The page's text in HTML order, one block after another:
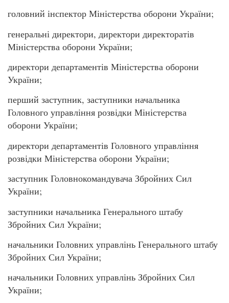
головний інспектор Міністерства оборони України;
генеральні директори, директори директоратів
Міністерства оборони України;
директори департаментів Міністерства оборони
України;
перший заступник, заступники начальника
Головного управління розвідки Міністерства
оборони України;
директори департаментів Головного управління
розвідки Міністерства оборони України;
заступник Головнокомандувача Збройних Сил
України;
заступники начальника Генерального штабу
Збройних Сил України;
начальники Головних управлінь Генерального штабу
Збройних Сил України;
начальники Головних управлінь Збройних Сил
України;